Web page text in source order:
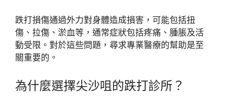
跌打損傷通過外力對身體造成損害，可能包括扭
傷、拉傷、淤血等，通常症狀包括疼痛、腫脹及活
動受限。對於這些問題，尋求專業醫療的幫助是至
關重要的。
為什麼選擇尖沙咀的跌打診所？